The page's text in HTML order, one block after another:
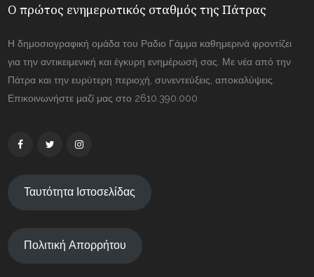
Ο πρώτος ενημερωτικός σταθμός της Πάτρας
Η δημοσιογραφική ομάδα του Ραδιο Γάμμα καθημερινά φροντίζει
για την αντικειμενική και έγκυρη ενημέρωσή σας. Με νέα από την
Πάτρα και την ευρύτερη περιοχή, συνεντεύξεις, αποκαλύψεις.
Επικοινωνήστε μαζί μας στο 2610.390.000
Ταυτότητα Ιστοσελίδας
Πολιτική Απορρήτου